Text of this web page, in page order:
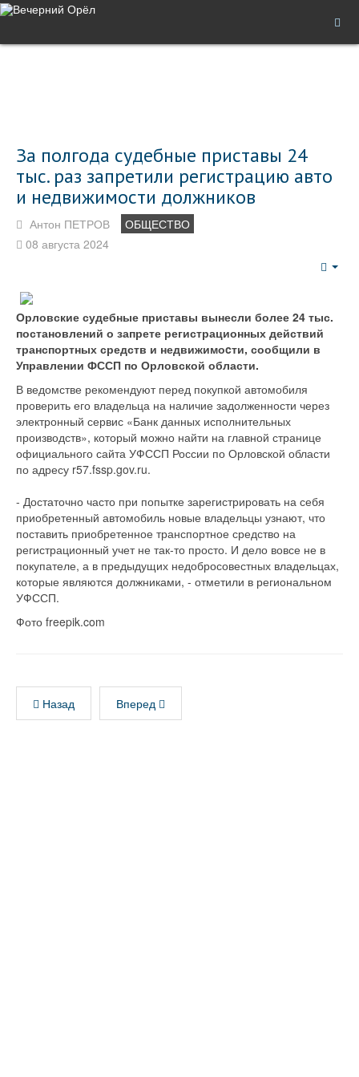
За полгода судебные приставы 24
тыс. раз запретили регистрацию авто
и недвижимости должников
Антон ПЕТРОВ
ОБЩЕСТВО
08 августа 2024
Орловские судебные приставы вынесли более 24 тыс.
постановлений о запрете регистрационных действий
транспортных средств и недвижимоcти, сообщили в
Управлении ФССП по Орловской области.
В ведомстве рекомендуют перед покупкой автомобиля
проверить его владельца на наличие задолженности через
электронный сервис «Банк данных исполнительных
производств», который можно найти на главной странице
официального сайта УФССП России по Орловской области
по адресу r57.fssp.gov.ru.
- Достаточно часто при попытке зарегистрировать на себя
приобретенный автомобиль новые владельцы узнают, что
поставить приобретенное транспортное средство на
регистрационный учет не так-то просто. И дело вовсе не в
покупателе, а в предыдущих недобросовестных владельцах,
которые являются должниками, - отметили в региональном
УФССП.
Фото freepik.com
Назад Вперед